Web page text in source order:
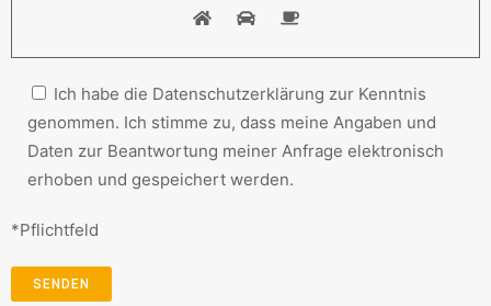
Ich habe die Datenschutzerklärung zur Kenntnis
genommen. Ich stimme zu, dass meine Angaben und
Daten zur Beantwortung meiner Anfrage elektronisch
erhoben und gespeichert werden.
*Pflichtfeld